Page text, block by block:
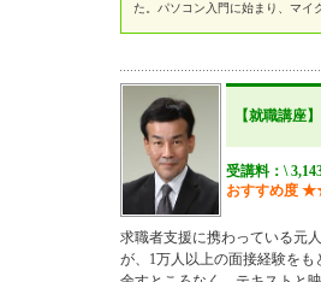
た。パソコン入門に始まり、マイ
【就職講座】
受講料：\
おすすめ度 ★
求職者支援に携わっている元
が、1万人以上の面接経験を